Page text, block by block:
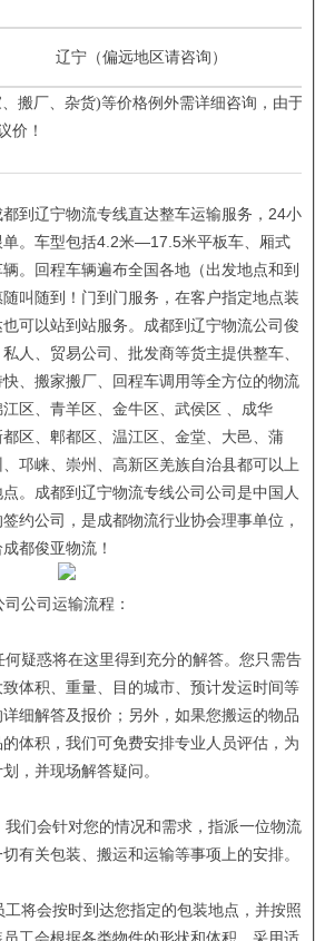
1 2
辽宁（偏远地区请咨询）
搬厂、杂货)等价格例外需详细咨询，由于
价！
到辽宁物流专线直达整车运输服务，24小
单。车型包括4.2米—17.5米平板车、厢式
。回程车辆遍布全国各地（出发地点和到
叫随到！门到门服务，在客户指定地点装
可以站到站服务。成都到辽宁物流公司俊
人、贸易公司、批发商等货主提供整车、
、搬家搬厂、回程车调用等全方位的物流
区、青羊区、金牛区、武侯区 、成华
区、郫都区、温江区、金堂、大邑、蒲
邛崃、崇州、高新区羌族自治县都可以上
。成都到辽宁物流专线公司公司是中国人
约公司，是成都物流行业协会理事单位，
都俊亚物流！
公司运输流程：
疑惑将在这里得到充分的解答。您只需告
体积、重量、目的城市、预计发运时间等
细解答及报价；另外，如果您搬运的物品
体积，我们可免费安排专业人员评估，为
，并现场解答疑问。
们会针对您的情况和需求，指派一位物流
有关包装、搬运和运输等事项上的安排。
将会按时到达您指定的包装地点，并按照
工会根据各类物件的形状和体积，采用适